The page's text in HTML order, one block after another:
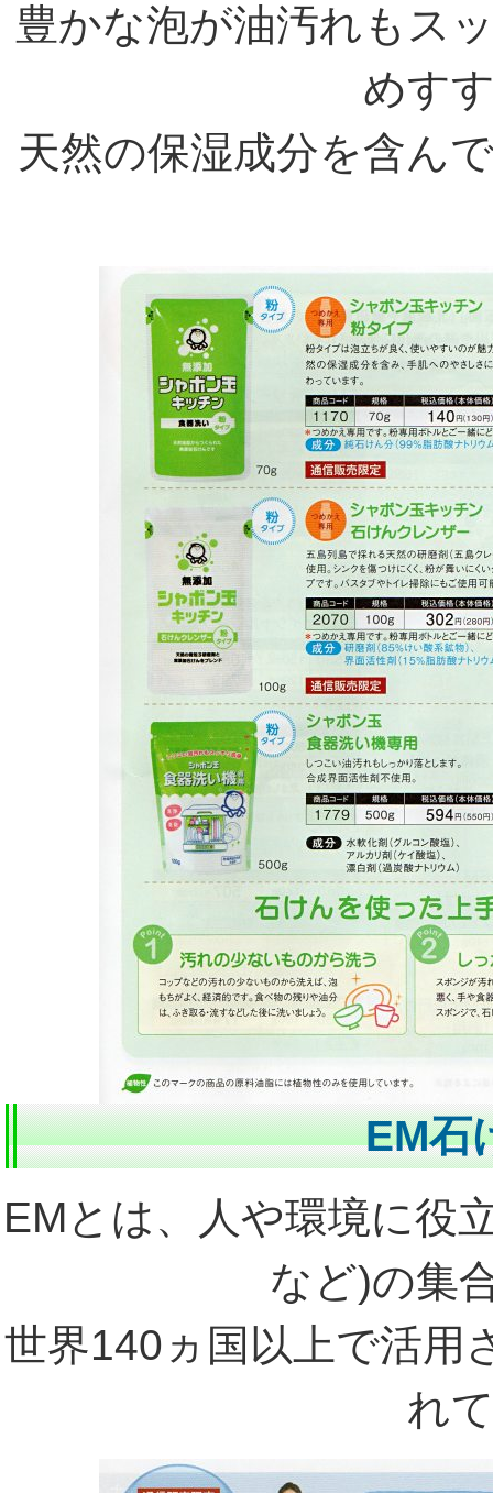
豊かな泡が油汚れもス
めす
天然の保湿成分を含ん
EM石
EMとは、人や環境に役
など)の集
世界140ヵ国以上で活用
れ